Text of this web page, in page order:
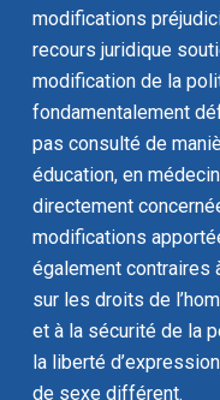
modifications
recours juridique
modification de la
fondamentalement
pas consulté de
éducation, en
directement
modifications
également contraires
sur les droits de
et à la sécurité de la
la liberté
de sexe différent.